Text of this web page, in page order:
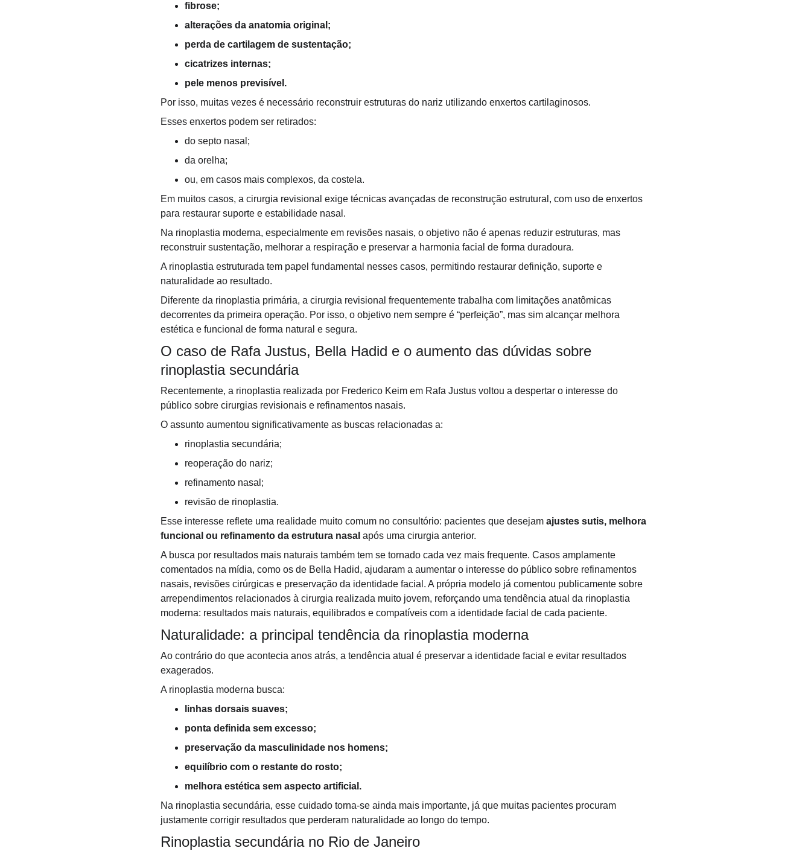
fibrose;
alterações da anatomia original;
perda de cartilagem de sustentação;
cicatrizes internas;
pele menos previsível.
Por isso, muitas vezes é necessário reconstruir estruturas do nariz utilizando enxertos cartilaginosos.
Esses enxertos podem ser retirados:
do septo nasal;
da orelha;
ou, em casos mais complexos, da costela.
Em muitos casos, a cirurgia revisional exige técnicas avançadas de reconstrução estrutural, com uso de enxertos
para restaurar suporte e estabilidade nasal.
Na rinoplastia moderna, especialmente em revisões nasais, o objetivo não é apenas reduzir estruturas, mas
reconstruir sustentação, melhorar a respiração e preservar a harmonia facial de forma duradoura.
A rinoplastia estruturada tem papel fundamental nesses casos, permitindo restaurar definição, suporte e
naturalidade ao resultado.
Diferente da rinoplastia primária, a cirurgia revisional frequentemente trabalha com limitações anatômicas
decorrentes da primeira operação. Por isso, o objetivo nem sempre é “perfeição”, mas sim alcançar melhora
estética e funcional de forma natural e segura.
O caso de Rafa Justus, Bella Hadid e o aumento das dúvidas sobre
rinoplastia secundária
Recentemente, a rinoplastia realizada por Frederico Keim em Rafa Justus voltou a despertar o interesse do
público sobre cirurgias revisionais e refinamentos nasais.
O assunto aumentou significativamente as buscas relacionadas a:
rinoplastia secundária;
reoperação do nariz;
refinamento nasal;
revisão de rinoplastia.
Esse interesse reflete uma realidade muito comum no consultório: pacientes que desejam ajustes sutis, melhora
funcional ou refinamento da estrutura nasal após uma cirurgia anterior.
A busca por resultados mais naturais também tem se tornado cada vez mais frequente. Casos amplamente
comentados na mídia, como os de Bella Hadid, ajudaram a aumentar o interesse do público sobre refinamentos
nasais, revisões cirúrgicas e preservação da identidade facial. A própria modelo já comentou publicamente sobre
arrependimentos relacionados à cirurgia realizada muito jovem, reforçando uma tendência atual da rinoplastia
moderna: resultados mais naturais, equilibrados e compatíveis com a identidade facial de cada paciente.
Naturalidade: a principal tendência da rinoplastia moderna
Ao contrário do que acontecia anos atrás, a tendência atual é preservar a identidade facial e evitar resultados
exagerados.
A rinoplastia moderna busca:
linhas dorsais suaves;
ponta definida sem excesso;
preservação da masculinidade nos homens;
equilíbrio com o restante do rosto;
melhora estética sem aspecto artificial.
Na rinoplastia secundária, esse cuidado torna-se ainda mais importante, já que muitas pacientes procuram
justamente corrigir resultados que perderam naturalidade ao longo do tempo.
Rinoplastia secundária no Rio de Janeiro